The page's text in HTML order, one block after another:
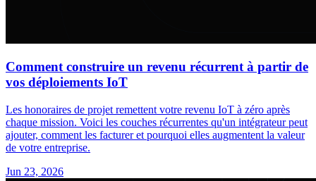
Comment construire un revenu récurrent à partir de
vos déploiements IoT
Les honoraires de projet remettent votre revenu IoT à zéro après
chaque mission. Voici les couches récurrentes qu'un intégrateur peut
ajouter, comment les facturer et pourquoi elles augmentent la valeur
de votre entreprise.
Jun 23, 2026